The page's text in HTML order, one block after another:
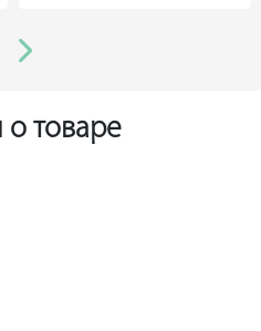
товаре